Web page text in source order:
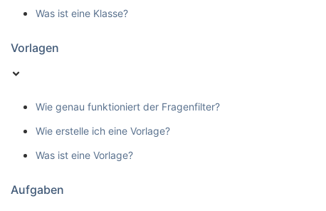
Was ist eine Klasse?
Vorlagen
Wie genau funktioniert der Fragenfilter?
Wie erstelle ich eine Vorlage?
Was ist eine Vorlage?
Aufgaben